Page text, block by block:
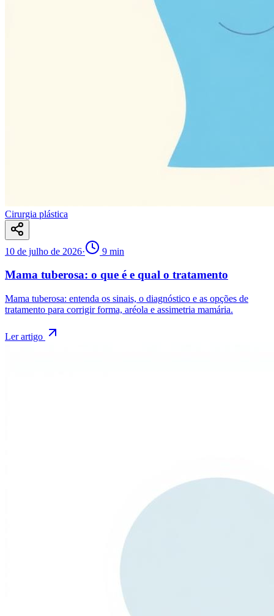
Cirurgia plástica
10 de julho de 2026· 9 min
Mama tuberosa: o que é e qual o tratamento
Mama tuberosa: entenda os sinais, o diagnóstico e as opções de
tratamento para corrigir forma, aréola e assimetria mamária.
Ler artigo